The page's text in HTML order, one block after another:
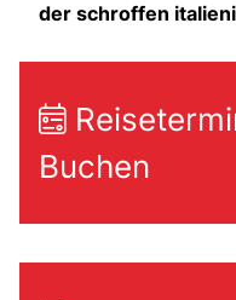
der schroffen
Buchen